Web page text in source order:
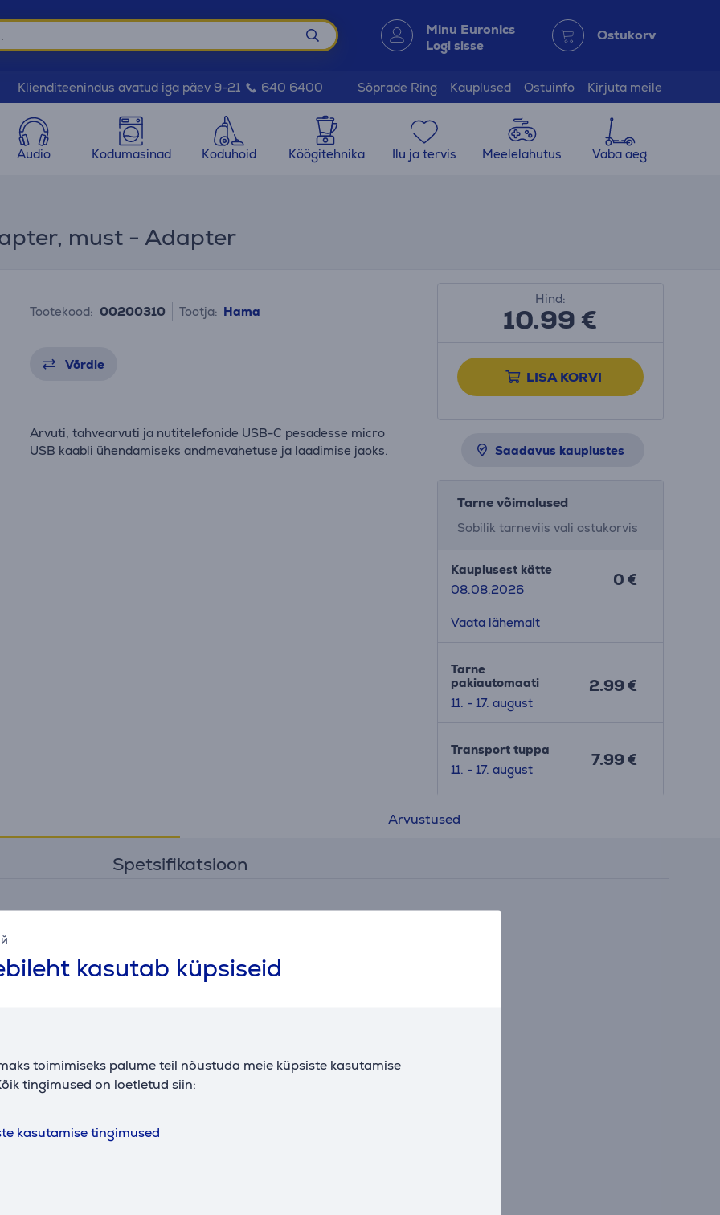
kasutab küpsiseid
toimimiseks palume teil nõustuda meie küpsiste kasutamise
tingimused on loetletud siin:
kasutamise tingimused
Minu Euronics
Logi sisse
Ostukorv
Klienditeenindus avatud iga päev 9-21 640 6400 Sõprade Ring Kauplused Ostuinfo Kirjuta meile
Audio Kodumasinad Koduhoid Köögitehnika Ilu ja tervis Meelelahutus Vaba aeg
must - Adapter
Tootekood: 00200310 Tootja: Hama
Võrdle
Arvuti, tahvearvuti ja nutitelefonide USB-C pesadesse micro
USB kaabli ühendamiseks andmevahetuse ja laadimise jaoks.
Hind:
10.99€
LISA KORVI
Saadavus kauplustes
Tarne võimalused
Sobilik tarneviis vali ostukorvis
Kauplusest kätte
08.08.2026
0 €
Vaata lähemalt
Tarne
pakiautomaati
11. - 17. august
2.99 €
Transport tuppa
11. - 17. august
7.99 €
Arvustused
Spetsifikatsioon
värv